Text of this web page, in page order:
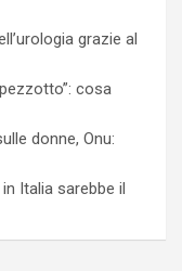
grazie al
cosa
donne, Onu:
Italia sarebbe il